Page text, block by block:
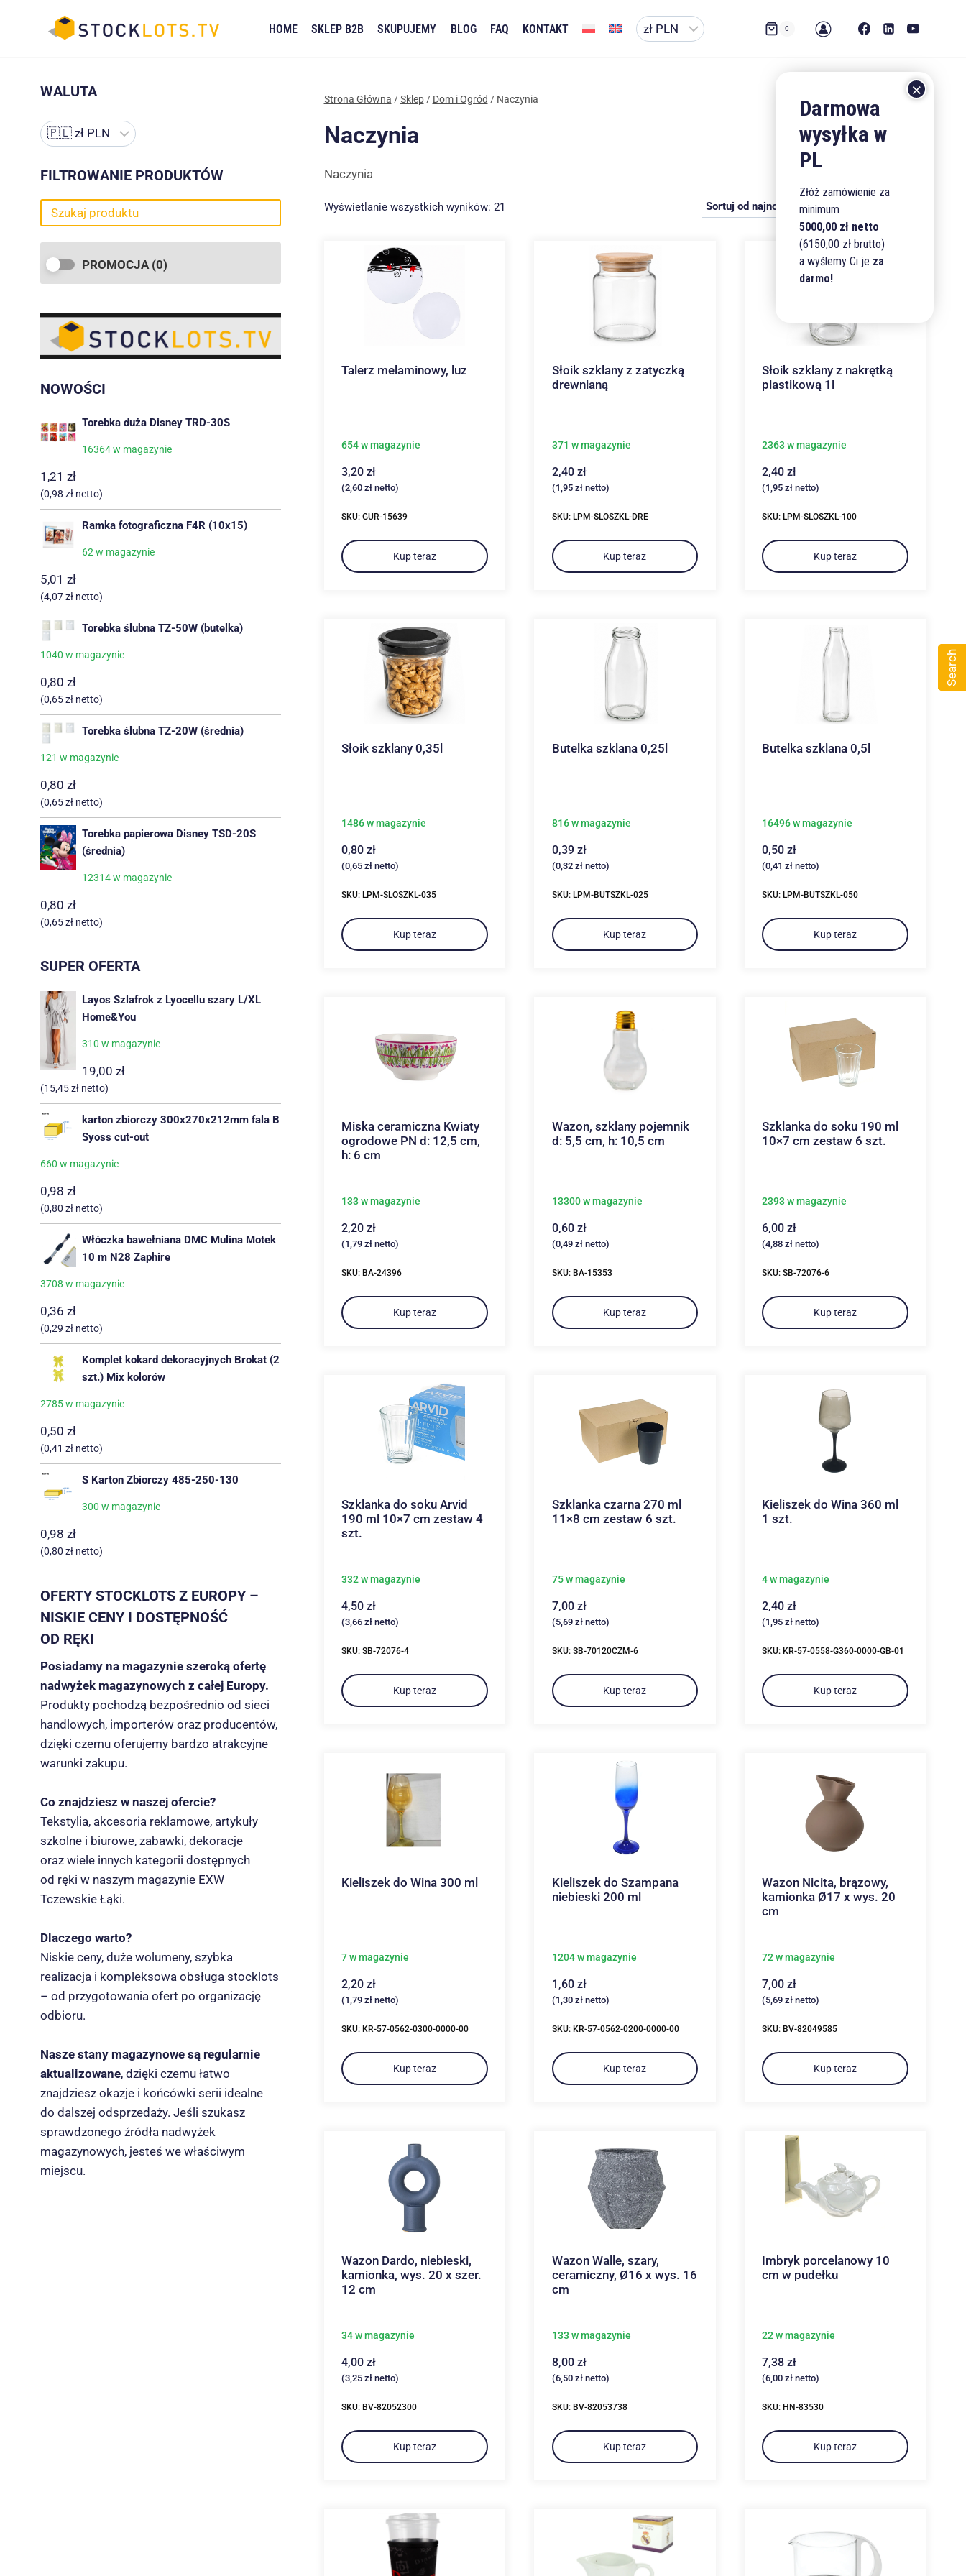
HOME SKLEP B2B SKUPUJEMY BLOG FAQ KONTAKT 0
Strona Główna / Sklep / Dom i Ogród / Naczynia
Naczynia
Naczynia
Wyświetlanie wszystkich wyników: 21
Talerz melaminowy, luz
654 w magazynie
3,20 zł
(2,60 zł netto)
SKU: GUR-15639
Kup teraz
Słoik szklany z zatyczką
drewnianą
371 w magazynie
2,40 zł
(1,95 złnetto)
SKU: LPM-SLOSZKL-DRE
Kup teraz
Słoik szklany z nakrętką
plastikową 1l
2363 w magazynie
2,40 zł
(1,95 zł netto)
SKU: LPM-SLOSZKL-100
Kup teraz
Słoik szklany 0,35l
1486 w magazynie
0,80 zł
(0,65 zł netto)
SKU: LPM-SLOSZKL-035
Kup teraz
Butelka szklana 0,25l
816 w magazynie
0,39 zł
(0,32 złnetto)
SKU: LPM-BUTSZKL-025
Kup teraz
Butelka szklana 0,5l
16496 w magazynie
0,50 zł
(0,41 zł netto)
SKU: LPM-BUTSZKL-050
Kup teraz
Miska ceramiczna Kwiaty
ogrodowe PN d: 12,5 cm,
h: 6 cm
133 w magazynie
2,20 zł
(1,79 zł netto)
SKU: BA-24396
Kup teraz
Wazon, szklany pojemnik
d: 5,5 cm, h: 10,5 cm
13300 w magazynie
0,60 zł
(0,49 złnetto)
SKU: BA-15353
Kup teraz
Szklanka do soku 190 ml
10×7 cm zestaw 6 szt.
2393 w magazynie
6,00 zł
(4,88 zł netto)
SKU: SB-72076-6
Kup teraz
Szklanka do soku Arvid
190 ml 10×7 cm zestaw 4
szt.
332 w magazynie
4,50 zł
(3,66 zł netto)
SKU: SB-72076-4
Kup teraz
Szklanka czarna 270 ml
11×8 cm zestaw 6 szt.
75 w magazynie
7,00 zł
(5,69 złnetto)
SKU: SB-70120CZM-6
Kup teraz
Kieliszek do Wina 360 ml
1 szt.
4 w magazynie
2,40 zł
(1,95 zł netto)
SKU: KR-57-0558-G360-0000-GB-01
Kup teraz
Kieliszek do Wina 300 ml
7 w magazynie
2,20 zł
(1,79 zł netto)
SKU: KR-57-0562-0300-0000-00
Kup teraz
Kieliszek do Szampana
niebieski 200 ml
1204 w magazynie
1,60 zł
(1,30 złnetto)
SKU: KR-57-0562-0200-0000-00
Kup teraz
Wazon Nicita, brązowy,
kamionka Ø17 ​​x wys. 20
cm
72 w magazynie
7,00 zł
(5,69 zł netto)
SKU: BV-82049585
Kup teraz
Wazon Dardo, niebieski,
kamionka, wys. 20 x szer.
12 cm
34 w magazynie
4,00 zł
(3,25 zł netto)
SKU: BV-82052300
Kup teraz
Wazon Walle, szary,
ceramiczny, Ø16 x wys. 16
cm
133 w magazynie
8,00 zł
(6,50 złnetto)
SKU: BV-82053738
Kup teraz
Imbryk porcelanowy 10
cm w pudełku
22 w magazynie
7,38 zł
(6,00 zł netto)
SKU: HN-83530
Kup teraz
WALUTA
FILTROWANIE PRODUKTÓW
PROMOCJA (0)
NOWOŚCI
Torebka duża Disney TRD-30S
16364 w magazynie
1,21 zł
(0,98 zł netto)
Ramka fotograficzna F4R (10x15)
62 w magazynie
5,01 zł
(4,07zł netto)
Torebka ślubna TZ-50W (butelka)
1040 w magazynie
0,80 zł
(0,65zł netto)
Torebka ślubna TZ-20W (średnia)
121 w magazynie
0,80 zł
(0,65zł netto)
Torebka papierowa Disney TSD-20S
(średnia)
12314 w magazynie
0,80 zł
(0,65zł netto)
SUPER OFERTA
Layos Szlafrok z Lyocellu szary L/XL
Home&You
310 w magazynie
19,00 zł
(15,45zł netto)
karton zbiorczy 300x270x212mm fala B
Syoss cut-out
660 w magazynie
0,98 zł
(0,80 zł netto)
Włóczka bawełniana DMC Mulina Motek
10 m N28 Zaphire
3708 w magazynie
0,36 zł
(0,29 zł netto)
Komplet kokard dekoracyjnych Brokat (2
szt.) Mix kolorów
2785 w magazynie
0,50 zł
(0,41 zł netto)
S Karton Zbiorczy 485-250-130
300 w magazynie
0,98 zł
(0,80 zł netto)
OFERTY STOCKLOTS Z EUROPY –
NISKIE CENY I DOSTĘPNOŚĆ
OD RĘKI
Posiadamy na magazynie szeroką ofertę
nadwyżek magazynowych z całej Europy.
Produkty pochodzą bezpośrednio od sieci
handlowych, importerów oraz producentów,
dzięki czemu oferujemy bardzo atrakcyjne
warunki zakupu.
Co znajdziesz w naszej ofercie?
Tekstylia, akcesoria reklamowe, artykuły
szkolne i biurowe, zabawki, dekoracje
oraz wiele innych kategorii dostępnych
od ręki w naszym magazynie EXW
Tczewskie Łąki.
Dlaczego warto?
Niskie ceny, duże wolumeny, szybka
realizacja i kompleksowa obsługa stocklots
– od przygotowania ofert po organizację
odbioru.
Nasze stany magazynowe są regularnie
aktualizowane, dzięki czemu łatwo
znajdziesz okazje i końcówki serii idealne
do dalszej odsprzedaży. Jeśli szukasz
sprawdzonego źródła nadwyżek
magazynowych, jesteś we właściwym
miejscu.
Złóż zamówienie za
minimum
5000,00 zł netto
(6150,00 zł brutto)
a wyślemy Ci je za
darmo!
Search